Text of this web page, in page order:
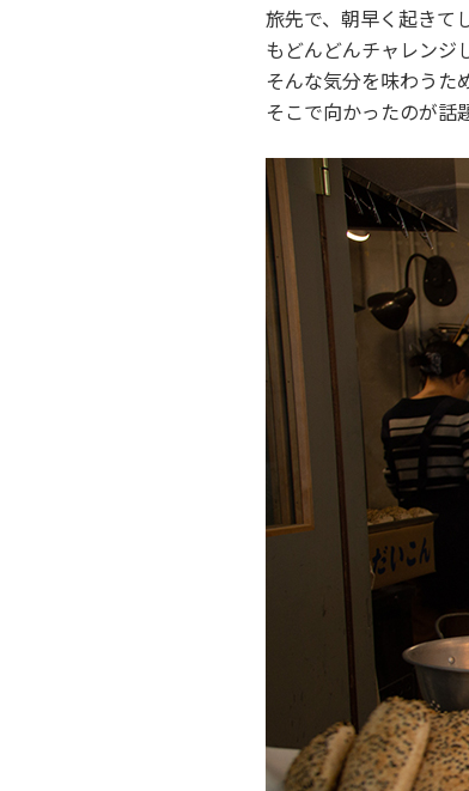
旅先で、朝早く起きて
もどんどんチャレンジ
そんな気分を味わうた
そこで向かったのが話